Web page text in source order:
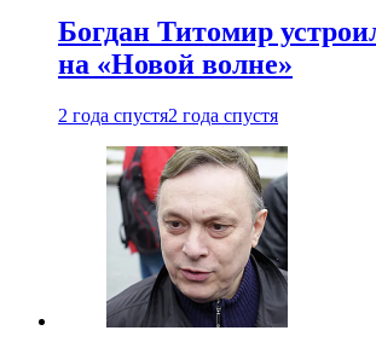
Богдан Титомир
на «Новой волне»
2 года спустя2 года спустя